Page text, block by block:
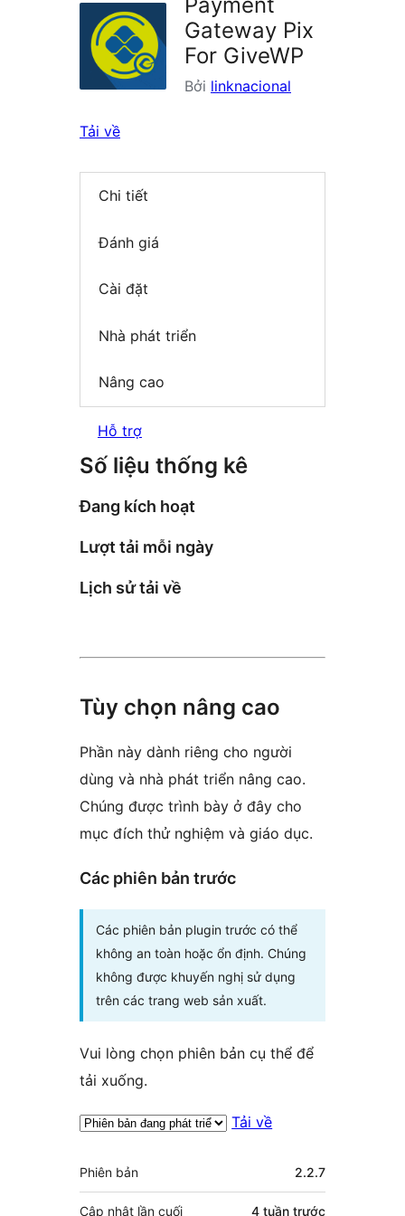
Gateway Pix
For GiveWP
Bởi linknacional
Tải về
Chi tiết
Đánh giá
Cài đặt
Nhà phát triển
Nâng cao
Hỗ trợ
Số liệu thống kê
Đang kích hoạt
Lượt tải mỗi ngày
Lịch sử tải về
Tùy chọn nâng cao
Phần này dành riêng cho người
dùng và nhà phát triển nâng cao.
Chúng được trình bày ở đây cho
mục đích thử nghiệm và giáo dục.
Các phiên bản trước
Các phiên bản plugin trước có thể
không an toàn hoặc ổn định. Chúng
không được khuyến nghị sử dụng
trên các trang web sản xuất.
Vui lòng chọn phiên bản cụ thể để
tải xuống.
Tải về
Meta
Phiên bản 2.2.7
Cập nhật lần cuối 4 tuần trước